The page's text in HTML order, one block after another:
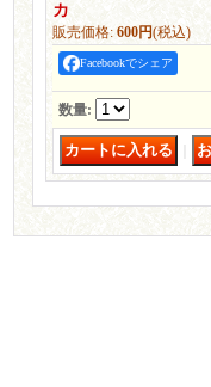
カ
販売価格: 600円(税込)
Facebookでシェア
数量: